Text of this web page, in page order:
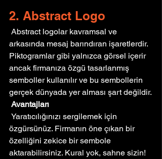
2. Abstract Logo
arkasında mesaj barındıran işaretlerdir.
Piktogramlar gibi yalnızca görsel içerir
ancak firmanıza özgü tasarlanmış
semboller kullanılır ve bu sembollerin
gerçek dünyada yer alması şart değildir.
Avantajları
özgürsünüz. Firmanın öne çıkan bir
özelliğini zekice bir sembole
aktarabilirsiniz. Kural yok, sahne sizin!